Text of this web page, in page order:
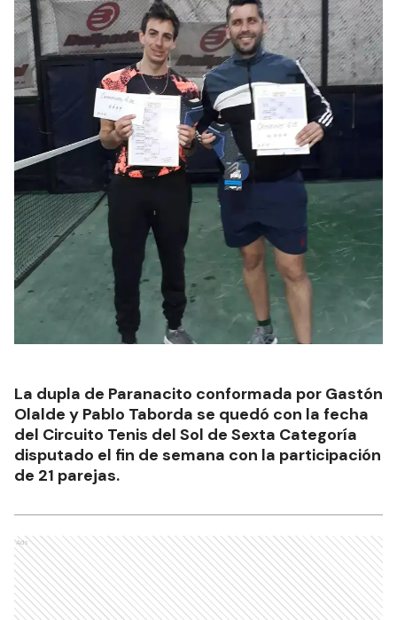
La dupla de Paranacito conformada por Gastón
Olalde y Pablo Taborda se quedó con la fecha
del Circuito Tenis del Sol de Sexta Categoría
disputado el fin de semana con la participación
de 21 parejas.
Ads